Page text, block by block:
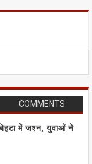
COMMENTS
में जश्न, युवाओं ने